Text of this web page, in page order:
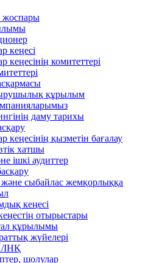
жоспары
кеңесі
кеңесінің комитеттері
құрылым
даму тарихы
кеңесінің қызметін бағалау
хатшы
ішкі аудиттер
сыбайлас жемқорлыққа
кеңесі
отырыстары
құрылымы
жүйелері
ІНҚ
шолулар